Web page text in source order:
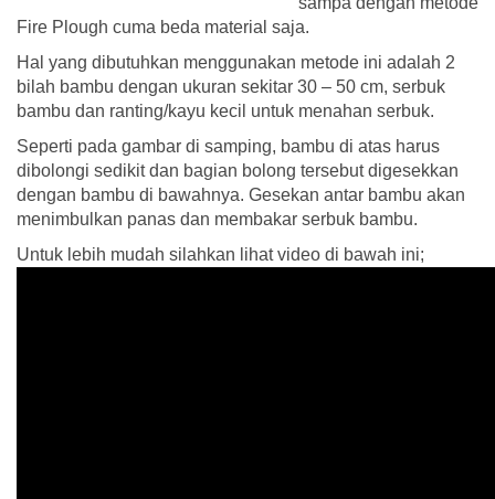
Fire Plough cuma beda material saja.
Hal yang dibutuhkan menggunakan metode ini adalah 2
bilah bambu dengan ukuran sekitar 30 – 50 cm, serbuk
bambu dan ranting/kayu kecil untuk menahan serbuk.
Seperti pada gambar di samping, bambu di atas harus
dibolongi sedikit dan bagian bolong tersebut digesekkan
dengan bambu di bawahnya. Gesekan antar bambu akan
menimbulkan panas dan membakar serbuk bambu.
Untuk lebih mudah silahkan lihat video di bawah ini;